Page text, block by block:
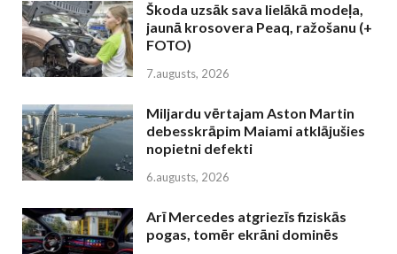
Škoda uzsāk sava lielākā modeļa,
jaunā krosovera Peaq, ražošanu (+
FOTO)
7.augusts, 2026
Miljardu vērtajam Aston Martin
debesskrāpim Maiami atklājušies
nopietni defekti
6.augusts, 2026
Arī Mercedes atgriezīs fiziskās
pogas, tomēr ekrāni dominēs